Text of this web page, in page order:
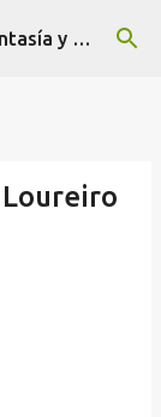
Calles de Tinta | Ciencia ficción, fantasía y terror